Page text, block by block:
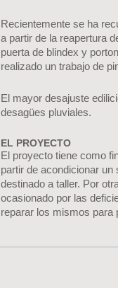
Recientemente se ha
a partir de la reapertura
puerta de blindex y
realizado un trabajo de
El mayor desajuste
desagües pluviales.
EL PROYECTO
El proyecto tiene como
partir de acondicionar
destinado a taller. Por
ocasionado por las
reparar los mismos para